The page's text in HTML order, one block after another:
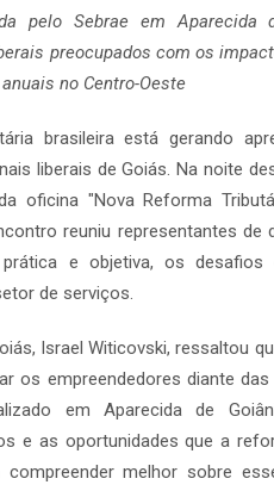
pelo Sebrae em Aparecida
preocupados com os
no Centro-Oeste
brasileira está gerando
liberais de Goiás. Na noite
oficina "Nova Reforma
reuniu representantes
e objetiva, os
de serviços.
Israel Witicovski, ressaltou
os empreendedores diante
em Aparecida de
e as oportunidades que a
compreender melhor sobre